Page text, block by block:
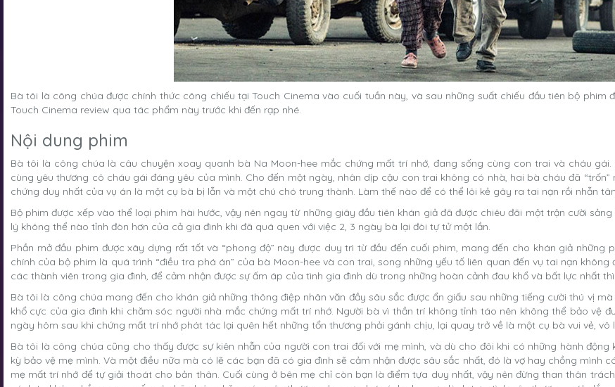
Bà tôi là công chúa được chính thức công chiếu tại Touch Cinema vào cuối tuần này, và sau những suất chiếu đầu tiên bộ phim
Touch Cinema review qua tác phẩm này trước khi đến rạp nhé.
Nội dung phim
Bà tôi là công chúa là câu chuyện xoay quanh bà Na Moon-hee mắc chứng mất trí nhớ, đang sống cùng con trai và cháu
cùng yêu thương cô cháu gái đáng yêu của mình. Cho đến một ngày, nhân dịp cậu con trai không có nhà, hai bà cháu đã
chứng duy nhất của vụ án là một cụ bà bị lẫn và một chú chó trung thành. Làm thế nào để có thể lôi kẻ gây ra tai nạn rồi nhẫn
Bộ phim được xếp vào thể loại phim hài hước, vậy nên ngay từ những giây đầu tiên khán giả đã được chiêu đãi một trận cười
lý không thể nào tỉnh đòn hơn của cả gia đình khi đã quá quen với việc 2, 3 ngày bà lại đòi tự tử một lần.
Phần mở đầu phim được xây dựng rất tốt và “phong độ” này được duy trì từ đầu đến cuối phim, mang đến cho khán giả
chính của bộ phim là quá trình “điều tra phá án” của bà Moon-hee và con trai, song những yếu tố liên quan đến vụ tai nạn
các thành viên trong gia đình, để cảm nhận được sự ấm áp của tình gia đình dù trong những hoàn cảnh đau khổ và bất lực nhất
Bà tôi là công chúa mang đến cho khán giả những thông điệp nhân văn đầy sâu sắc được ẩn giấu sau những tiếng cười thú vị
khổ cực của gia đình khi chăm sóc người nhà mắc chứng mất trí nhớ. Người bà vì thần trí không tỉnh táo nên không thể bảo vệ
ngày hôm sau khi chứng mất trí nhớ phát tác lại quên hết những tổn thương phải gánh chịu, lại quay trở về là một cụ bà vui vẻ,
Bà tôi là công chúa cũng cho thấy được sự kiên nhẫn của người con trai đối với mẹ mình, và dù cho đôi khi có những hành
kỳ bảo vệ mẹ mình. Và một điều nữa mà có lẽ các bạn đã có gia đình sẽ cảm nhận được sâu sắc nhất, đó là vợ hay chồng mình
mẹ mất trí nhớ để tự giải thoát cho bản thân. Cuối cùng ở bên mẹ chỉ còn bạn là điểm tựa duy nhất, vậy nên đừng than thân